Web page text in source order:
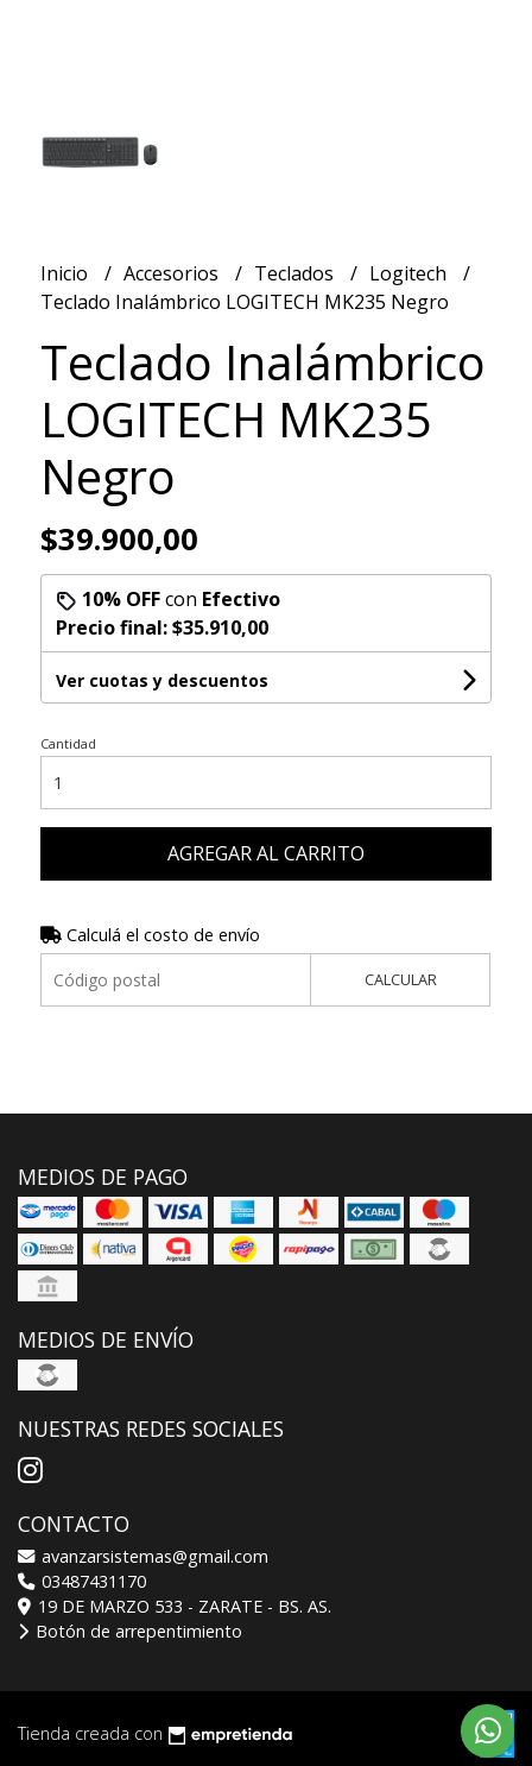
Inicio Accesorios Teclados
Logitech
Teclado Inalámbrico LOGITECH MK235 Negro
Teclado Inalámbrico
LOGITECH MK235
Negro
$39.900,00
10% OFFcon Efectivo
Precio final:$35.910,00
Ver cuotas y descuentos
Cantidad
AGREGAR AL CARRITO
Calculá el costo de envío
CALCULAR
MEDIOS DE PAGO
MEDIOS DE ENVÍO
NUESTRAS REDES SOCIALES
CONTACTO
avanzarsistemas@gmail.com
03487431170
19 DE MARZO 533 - ZARATE - BS. AS.
Botón de arrepentimiento
Tienda creada con